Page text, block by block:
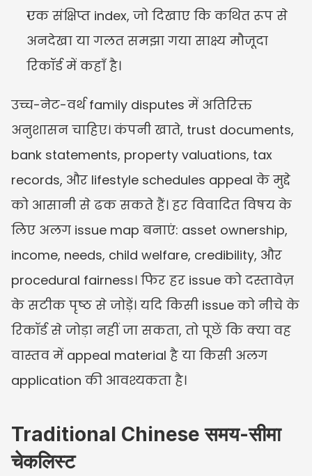
एक संक्षिप्त index, जो दिखाए कि कथित रूप से
अनदेखा या गलत समझा गया साक्ष्य मौजूदा
रिकॉर्ड में कहाँ है।
उच्च-नेट-वर्थ family disputes में अतिरिक्त
अनुशासन चाहिए। कंपनी खाते, trust documents,
bank statements, property valuations, tax
records, और lifestyle schedules appeal के मुद्दे
को आसानी से ढक सकते हैं। हर विवादित विषय के
लिए अलग issue map बनाएं: asset ownership,
income, needs, child welfare, credibility, और
procedural fairness। फिर हर issue को दस्तावेज़
के सटीक पृष्ठ से जोड़ें। यदि किसी issue को नीचे के
रिकॉर्ड से जोड़ा नहीं जा सकता, तो पूछें कि क्या वह
वास्तव में appeal material है या किसी अलग
application की आवश्यकता है।
Traditional Chinese समय-सीमा
चेकलिस्ट